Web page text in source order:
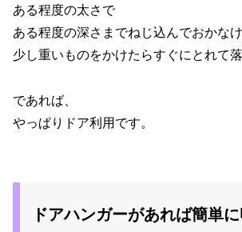
ある程度の太さで
ある程度の深さまでねじ込んでおかな
少し重いものをかけたらすぐにとれて
であれば、
やっぱりドア利用です。
ドアハンガーがあれば簡単